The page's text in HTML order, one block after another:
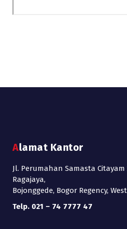
Alamat Kantor
Jl. Perumahan Samasta Citayam
Ragajaya,
Bojonggede, Bogor Regency,
Telp. 021 – 74 7777 47